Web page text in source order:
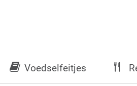
Voedselfeitjes